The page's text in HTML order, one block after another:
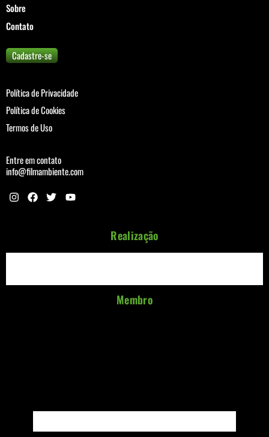
Sobre
Contato
Cadastre-se
Política de Privacidade
Política de Cookies
Termos de Uso
Entre em contato
info@filmambiente.com
Realização
Membro